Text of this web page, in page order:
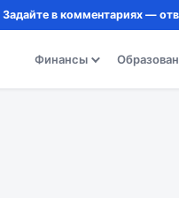
Задайте в комментариях —
Финансы